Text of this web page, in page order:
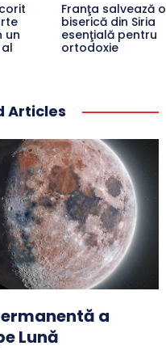
un
Franţa salvează o
biserică din Siria
esenţială pentru
ortodoxie
Articles
a
Lună